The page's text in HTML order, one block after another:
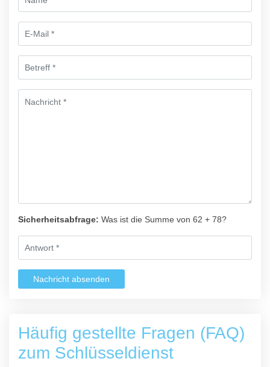
Sicherheitsabfrage: Was ist die Summe von 62 + 78?
Nachricht absenden
Häufig gestellte Fragen (FAQ)
zum Schlüsseldienst